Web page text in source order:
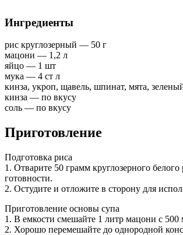
Ингредиенты
рис круглозерный — 50 г
мацони — 1,2 л
яйцо — 1 шт
мука — 4 ст л
кинза, укроп, щавель, шпинат, мята,
кинза — по вкусу
соль — по вкусу
Приготовление
Подготовка риса
1. Отварите 50 грамм круглозерного белого
готовности.
2. Остудите и отложите в сторону для
Приготовление основы супа
1. В емкости смешайте 1 литр мацони с 500
2. Хорошо перемешайте до однородной